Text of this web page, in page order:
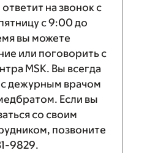
на звонок с
с9:00 до
вы можете
или поговорить с
MSK. Вы всегда
с дежурным врачом
Если вы
со своим
позвоните
9829.